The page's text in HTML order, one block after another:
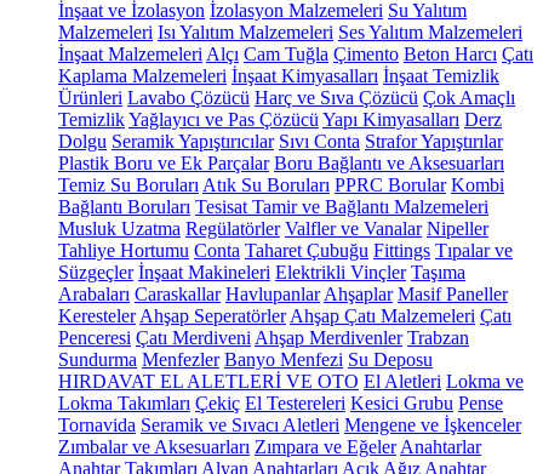
İnşaat ve İzolasyon İzolasyon Malzemeleri Su Yalıtım
Malzemeleri Isı Yalıtım Malzemeleri Ses Yalıtım Malzemeleri
İnşaat Malzemeleri Alçı Cam Tuğla Çimento Beton Harcı Çatı
Kaplama Malzemeleri İnşaat Kimyasalları İnşaat Temizlik
Ürünleri Lavabo Çözücü Harç ve Sıva Çözücü Çok Amaçlı
TemizlikYağlayıcı ve Pas Çözücü Yapı Kimyasalları Derz
Dolgu Seramik Yapıştırıcılar Sıvı Conta Strafor Yapıştırılar
Plastik Boru ve Ek Parçalar Boru Bağlantı ve Aksesuarları
Temiz Su Boruları Atık Su Boruları PPRC Borular Kombi
Bağlantı Boruları Tesisat Tamir ve Bağlantı Malzemeleri
Musluk Uzatma Regülatörler Valfler ve Vanalar Nipeller
Tahliye Hortumu Conta Taharet Çubuğu Fittings Tıpalar ve
Süzgeçler İnşaat Makineleri Elektrikli Vinçler Taşıma
Arabaları Caraskallar Havlupanlar Ahşaplar Masif Paneller
Keresteler Ahşap Seperatörler Ahşap Çatı Malzemeleri Çatı
Penceresi Çatı Merdiveni Ahşap Merdivenler Trabzan
Sundurma Menfezler Banyo Menfezi Su Deposu
HIRDAVAT EL ALETLERİ VE OTO El Aletleri Lokma ve
Lokma Takımları Çekiç El Testereleri Kesici Grubu Pense
Tornavida Seramik ve Sıvacı Aletleri Mengene ve İşkenceler
Zımbalar ve Aksesuarları Zımpara ve Eğeler Anahtarlar
Anahtar Takımları Alyan Anahtarları Açık Ağız Anahtar